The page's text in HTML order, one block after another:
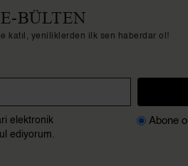
E-BÜLTEN
katıl, yeniliklerden ilk sen haberdar ol!
elektronik
ediyorum.
Abone ol